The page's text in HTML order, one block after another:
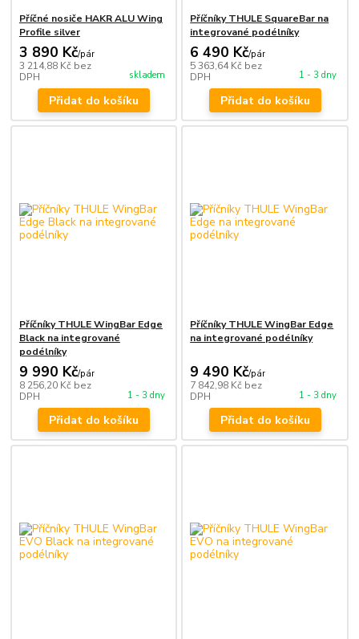
Příčné nosiče HAKR ALU Wing
Profile silver
3 890 Kč/pár
3 214,88 Kč bez
DPH
skladem
Přidat do košíku
Příčníky THULE SquareBar na
integrované podélníky
6 490 Kč/pár
5 363,64 Kč bez
DPH
1 - 3 dny
Přidat do košíku
Příčníky THULE WingBar Edge
Black na integrované
podélníky
9 990 Kč/pár
8 256,20 Kč bez
DPH
1 - 3 dny
Přidat do košíku
Příčníky THULE WingBar Edge
na integrované podélníky
9 490 Kč/pár
7 842,98 Kč bez
DPH
1 - 3 dny
Přidat do košíku